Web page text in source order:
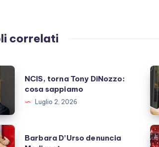
correlati
NCIS, torna Tony DiNozzo:
cosa sappiamo
Luglio 2, 2026
Barbara D’Urso denuncia